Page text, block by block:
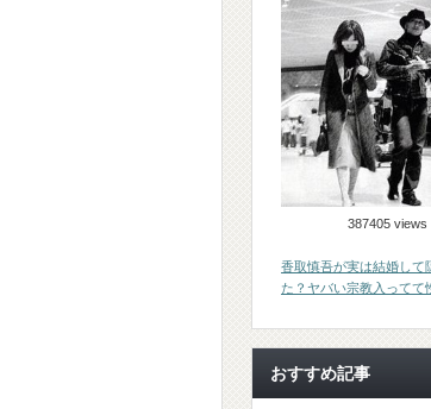
387405 views
香取慎吾が実は結婚して
た？ヤバい宗教入ってて
おすすめ記事